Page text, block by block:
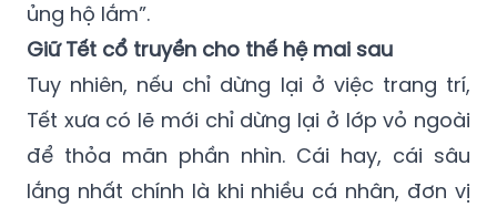
ủng hộ lắm”.
Giữ Tết cổ truyền cho thế hệ mai sau
Tuy nhiên, nếu chỉ dừng lại ở việc trang trí,
Tết xưa có lẽ mới chỉ dừng lại ở lớp vỏ ngoài
để thỏa mãn phần nhìn. Cái hay, cái sâu
lắng nhất chính là khi nhiều cá nhân, đơn vị